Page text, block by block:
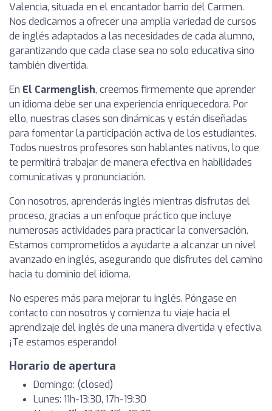
Valencia, situada en el encantador barrio del Carmen.
Nos dedicamos a ofrecer una amplia variedad de cursos
de inglés adaptados a las necesidades de cada alumno,
garantizando que cada clase sea no solo educativa sino
también divertida.
En El Carmenglish, creemos firmemente que aprender
un idioma debe ser una experiencia enriquecedora. Por
ello, nuestras clases son dinámicas y están diseñadas
para fomentar la participación activa de los estudiantes.
Todos nuestros profesores son hablantes nativos, lo que
te permitirá trabajar de manera efectiva en habilidades
comunicativas y pronunciación.
Con nosotros, aprenderás inglés mientras disfrutas del
proceso, gracias a un enfoque práctico que incluye
numerosas actividades para practicar la conversación.
Estamos comprometidos a ayudarte a alcanzar un nivel
avanzado en inglés, asegurando que disfrutes del camino
hacia tu dominio del idioma.
No esperes más para mejorar tu inglés. Póngase en
contacto con nosotros y comienza tu viaje hacia el
aprendizaje del inglés de una manera divertida y efectiva.
¡Te estamos esperando!
Horario de apertura
Domingo: (closed)
Lunes: 11h-13:30, 17h-19:30